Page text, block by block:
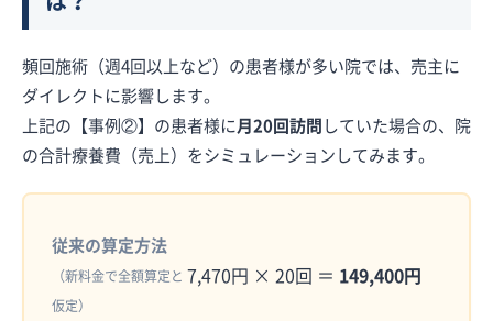
頻回施術（週4回以上など）の患者様が多い院では、売主に
ダイレクトに影響します。
上記の【事例②】の患者様に月20回訪問していた場合の、院
の合計療養費（売上）をシミュレーションしてみます。
従来の算定方法
（新料金で全額算定と
仮定）
7,470円 × 20回 ＝ 149,400円